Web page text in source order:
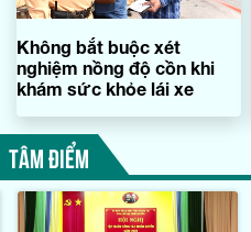
Không bắt buộc xét
nghiệm nồng độ cồn khi
khám sức khỏe lái xe
TÂM ĐIỂM